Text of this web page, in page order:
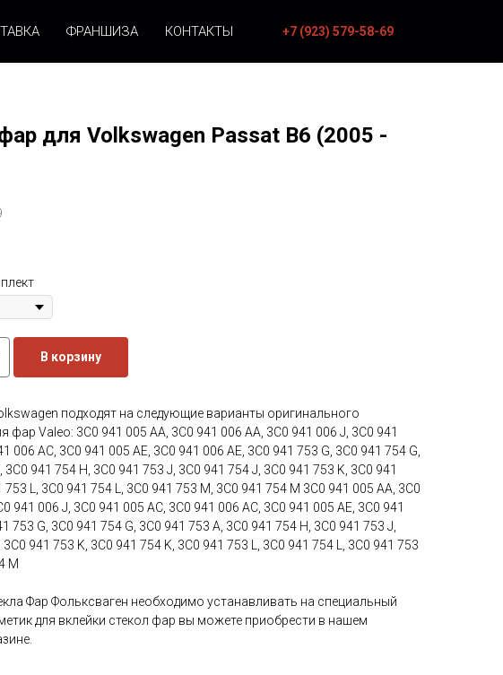
ФРАНШИЗА КОНТАКТЫ +7 (923) 579-58-69
для Volkswagen Passat B6 (2005 -
В корзину
подходят на следующие варианты оригинального
фар Valeo: 3C0 941 005 AA, 3C0 941 006 AA, 3C0 941 006 J, 3C0 941
006 AC, 3C0 941 005 AE, 3C0 941 006 AE, 3C0 941 753 G, 3C0 941 754 G,
3C0 941 754 H, 3C0 941 753 J, 3C0 941 754 J, 3C0 941 753 K, 3C0 941
753 L, 3C0 941 754 L, 3C0 941 753 M, 3C0 941 754 M 3C0 941 005 AA, 3C0
941 006 J, 3C0 941 005 AC, 3C0 941 006 AC, 3C0 941 005 AE, 3C0 941
753 G, 3C0 941 754 G, 3C0 941 753 A, 3C0 941 754 H, 3C0 941 753 J,
3C0 941 753 K, 3C0 941 754 K, 3C0 941 753 L, 3C0 941 754 L, 3C0 941 753
M
Фар Фольксваген необходимо устанавливать на специальный
для вклейки стекол фар вы можете приобрести в нашем